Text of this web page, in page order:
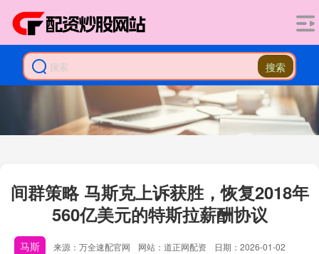
搜索
间群策略 马斯克上诉获胜，恢复2018年
560亿美元的特斯拉薪酬协议
马斯 来源：万全速配官网 网站：道正网配资
日期：2026-01-02